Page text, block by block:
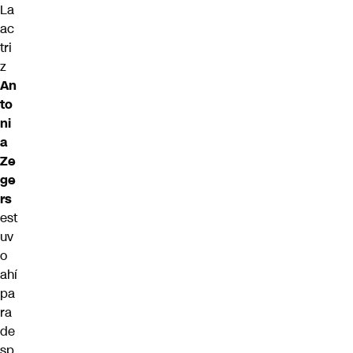
La
ac
tri
z
An
to
ni
a
Ze
ge
rs
est
uv
o
ahí
pa
ra
de